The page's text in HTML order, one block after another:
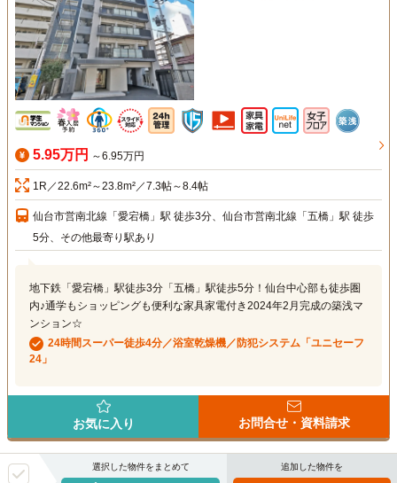
5.95万円 ～6.95万円
1R／22.6m²～23.8m²／7.3帖～8.4帖
仙台市営南北線「愛宕橋」駅 徒歩3分、仙台市営南北線「五橋」駅 徒歩
5分、その他最寄り駅あり
地下鉄「愛宕橋」駅徒歩3分「五橋」駅徒歩5分！仙台中心部も徒歩圏
内♪通学もショッピングも便利な家具家電付き2024年2月完成の築浅マ
ンション☆
24時間スーパー徒歩4分／浴室乾燥機／防犯システム「ユニセーフ
24」
お気に入り お問合せ・資料請求
選択した物件をまとめて 追加した物件を